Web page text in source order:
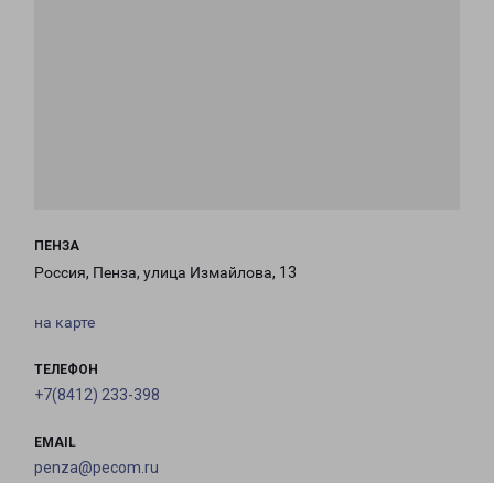
ПЕНЗА
Россия, Пенза, улица Измайлова, 13
на карте
ТЕЛЕФОН
+7(8412) 233-398
EMAIL
penza@pecom.ru